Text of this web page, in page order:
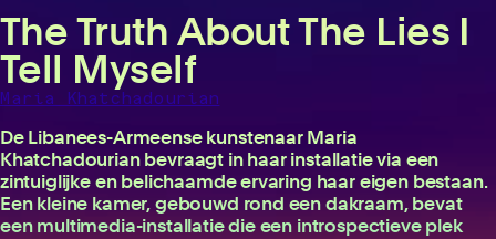
The Truth About The Lies I
Tell Myself
Maria Khatchadourian
De Libanees-Armeense kunstenaar Maria
Khatchadourian bevraagt in haar installatie via een
zintuiglijke en belichaamde ervaring haar eigen bestaan.
Een kleine kamer, gebouwd rond een dakraam, bevat
een multimedia-installatie die een introspectieve plek